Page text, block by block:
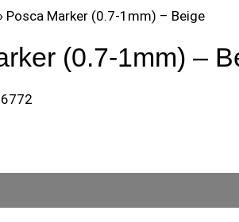
Posca Marker (0.7-1mm) – Beige
(0.7-1mm) –